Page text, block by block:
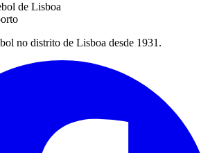
de Lisboa
no distrito de Lisboa desde 1931.